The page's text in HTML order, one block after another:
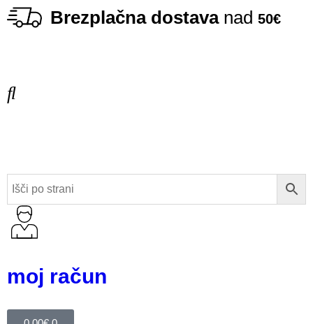
Brezplačna dostavanad 50€
moj račun